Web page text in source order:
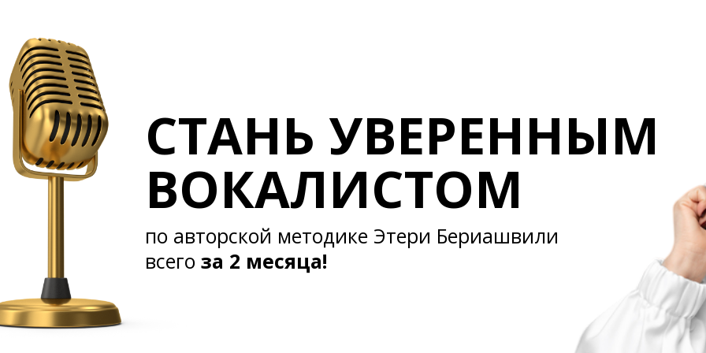
СТАНЬ УВЕРЕННЫМ
ВОКАЛИСТОМ
по авторской методике Этери Бериашвили
всего за 2 месяца!